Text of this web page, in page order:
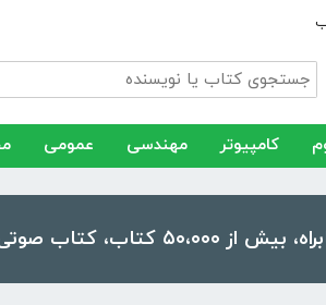
کامپیوتر مهندسی عمومی
را در موبایل و تبلت خود داشته باشید!